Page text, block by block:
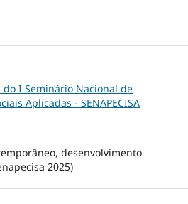
do I Seminário Nacional de
Aplicadas - SENAPECISA
desenvolvimento
2025)